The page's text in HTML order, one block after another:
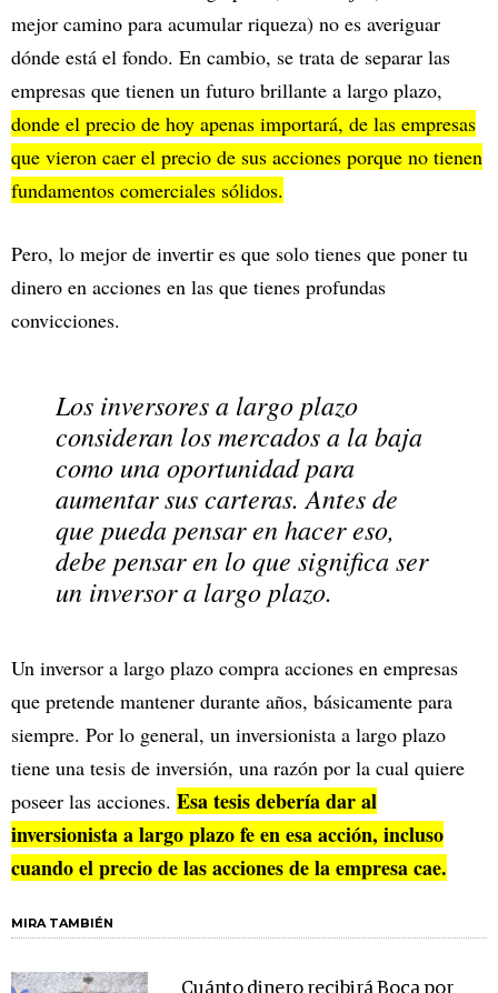
mejor camino para acumular riqueza) no es averiguar
dónde está el fondo. En cambio, se trata de separar las
empresas que tienen un futuro brillante a largo plazo,
donde el precio de hoy apenas importará, de las empresas
que vieron caer el precio de sus acciones porque no tienen
fundamentos comerciales sólidos.
Pero, lo mejor de invertir es que solo tienes que poner tu
dinero en acciones en las que tienes profundas
convicciones.
Los inversores a largo plazo
consideran los mercados a la baja
como una oportunidad para
aumentar sus carteras. Antes de
que pueda pensar en hacer eso,
debe pensar en lo que significa ser
un inversor a largo plazo.
Un inversor a largo plazo compra acciones en empresas
que pretende mantener durante años, básicamente para
siempre. Por lo general, un inversionista a largo plazo
tiene una tesis de inversión, una razón por la cual quiere
poseer las acciones. Esa tesis debería dar al
inversionista a largo plazo fe en esa acción, incluso
cuando el precio de las acciones de la empresa cae.
MIRA TAMBIÉN